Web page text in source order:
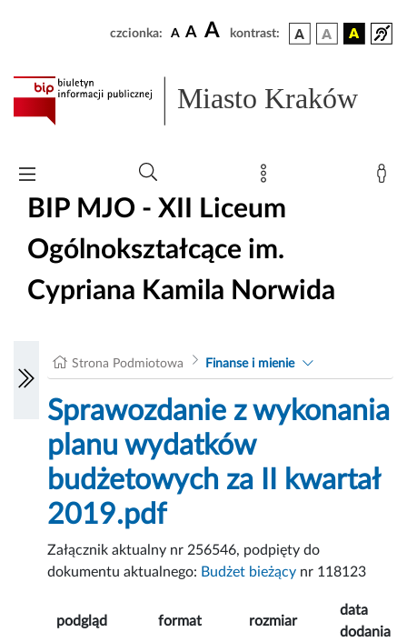
czcionka: A A A kontrast:
Miasto Kraków
BIP MJO - XII Liceum
Ogólnokształcące im.
Cypriana Kamila Norwida
Strona Podmiotowa Finanse i mienie
Sprawozdanie z wykonania
planu wydatków
budżetowych za II kwartał
2019.pdf
Załącznik aktualny nr 256546, podpięty do
dokumentu aktualnego: Budżet bieżący nr 118123
podgląd format rozmiar
data
dodania